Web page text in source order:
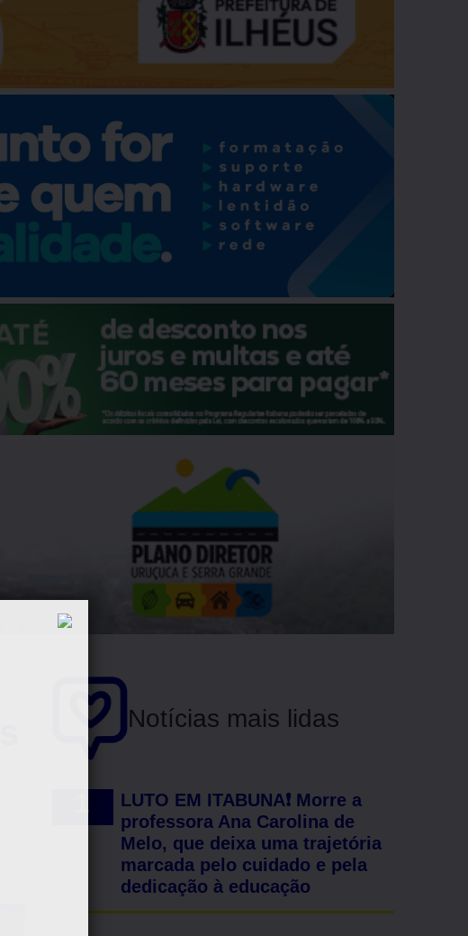
Notícias mais lidas
LUTO EM ITABUNA❗ Morre a
professora Ana Carolina de
Melo, que deixa uma trajetória
marcada pelo cuidado e pela
dedicação à educação